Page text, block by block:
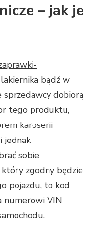
– jak je
bądź w
sprzedawcy dobiorą
tego produktu,
karoserii
jednak
sobie
zgodny będzie
pojazdu, to kod
numerowi VIN